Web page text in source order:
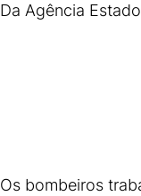
Da Agência Estado
Os bombeiros